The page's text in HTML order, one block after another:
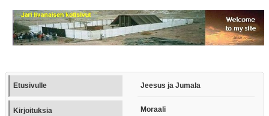
Etusivulle
Kirjoituksia
Jeesus ja Jumala
Moraali